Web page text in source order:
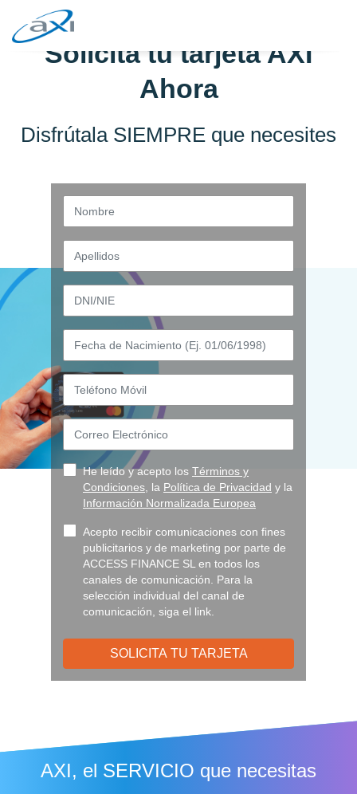
Solicita tu tarjeta AXI
Ahora
Disfrútala SIEMPRE que necesites
Sólo se aceptan números
He leído y acepto los Términos y
Condiciones , la Política de Privacidad y la
Información Normalizada Europea
Acepto recibir comunicaciones con fines
publicitarios y de marketing por parte de
ACCESS FINANCE SL en todos los
canales de comunicación. Para la
selección individual del canal de
comunicación, siga el link
SOLICITA TU TARJETA
AXI, el SERVICIO que necesitas